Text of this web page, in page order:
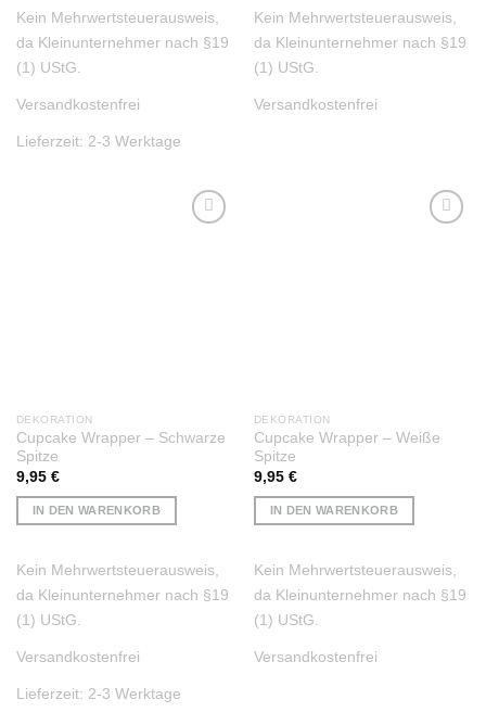
Kein Mehrwertsteuerausweis,
da Kleinunternehmer nach §19
(1) UStG.
Versandkostenfrei
Lieferzeit: 2-3 Werktage
Kein Mehrwertsteuerausweis,
da Kleinunternehmer nach §19
(1) UStG.
Versandkostenfrei
DEKORATION
Cupcake Wrapper – Schwarze
Spitze
9,95 €
IN DEN WARENKORB
Kein Mehrwertsteuerausweis,
da Kleinunternehmer nach §19
(1) UStG.
Versandkostenfrei
Lieferzeit: 2-3 Werktage
DEKORATION
Cupcake Wrapper – Weiße
Spitze
9,95 €
IN DEN WARENKORB
Kein Mehrwertsteuerausweis,
da Kleinunternehmer nach §19
(1) UStG.
Versandkostenfrei